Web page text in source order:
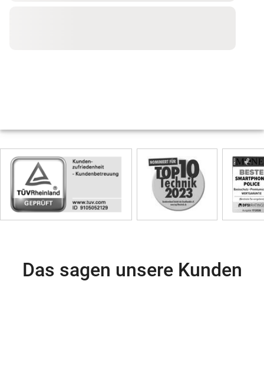
Skip
Siegel
Das sagen unsere Kunden